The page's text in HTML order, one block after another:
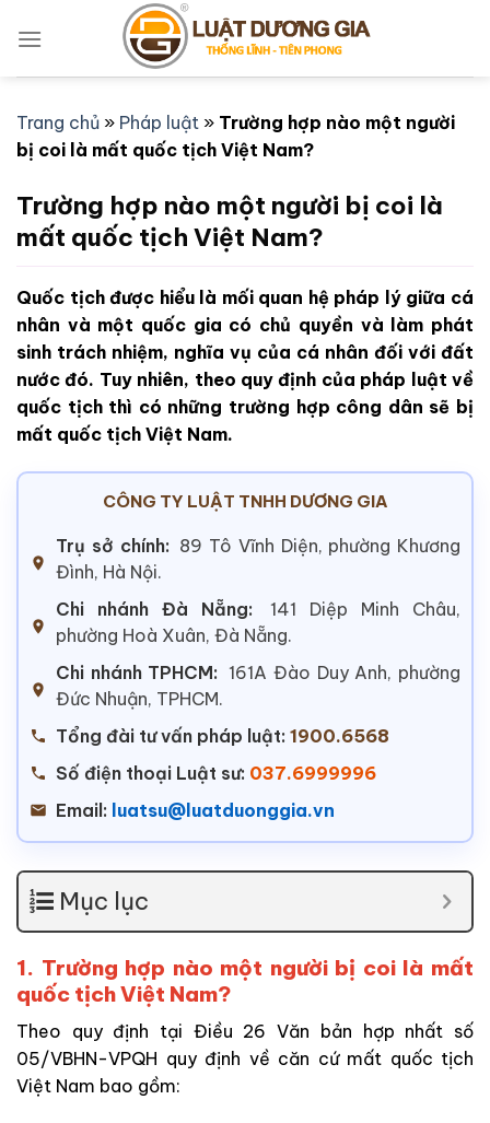
qua
Trang chủ » Pháp luật » Trường hợp nào một người
bị coi là mất quốc tịch Việt Nam?
Trường hợp nào một người bị coi là
mất quốc tịch Việt Nam?
Quốc tịch được hiểu là mối quan hệ pháp lý giữa cá
nhân và một quốc gia có chủ quyền và làm phát
sinh trách nhiệm, nghĩa vụ của cá nhân đối với đất
nước đó. Tuy nhiên, theo quy định của pháp luật về
quốc tịch thì có những trường hợp công dân sẽ bị
mất quốc tịch Việt Nam.
CÔNG TY LUẬT TNHH DƯƠNG GIA
Trụ sở chính: 89 Tô Vĩnh Diện, phường Khương
Đình, Hà Nội.
Chi nhánh Đà Nẵng:
141 Diệp Minh Châu,
phường Hoà Xuân, Đà Nẵng.
Chi nhánh TPHCM: 161A Đào Duy Anh, phường
Đức Nhuận, TPHCM.
Tổng đài tư vấn pháp luật: 1900.6568
Số điện thoại Luật sư: 037.6999996
Email: luatsu@luatduonggia.vn
Mục lục
1. Trường hợp nào một người bị coi là mất
quốc tịch Việt Nam?
Theo quy định tại Điều 26 Văn bản hợp nhất số
05/VBHN-VPQH quy định về căn cứ mất quốc tịch
Việt Nam bao gồm: